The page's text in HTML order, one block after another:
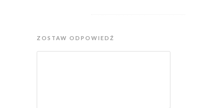
ZOSTAW ODPOWIEDŹ